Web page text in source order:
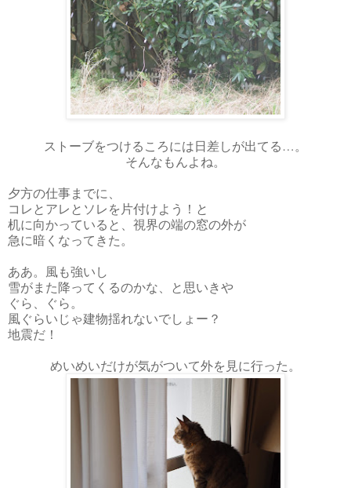
ストーブをつけるころには日差しが出てる…。
そんなもんよね。
夕方の仕事までに、
コレとアレとソレを片付けよう！と
机に向かっていると、視界の端の窓の外が
急に暗くなってきた。
ああ。風も強いし
雪がまた降ってくるのかな、と思いきや
ぐら、ぐら。
風ぐらいじゃ建物揺れないでしょー？
地震だ！
めいめいだけが気がついて外を見に行った。